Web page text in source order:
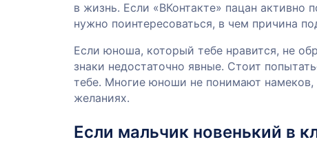
в жизнь. Если «ВКонтакте» пацан активно
нужно поинтересоваться, в чем причина
Если юноша, который тебе нравится, не
знаки недостаточно явные. Стоит
тебе. Многие юноши не понимают намеков,
желаниях.
Если мальчик новенький в